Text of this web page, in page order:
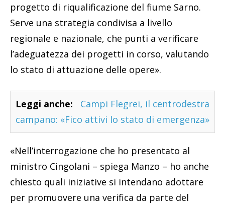
progetto di riqualificazione del fiume Sarno.
Serve una strategia condivisa a livello
regionale e nazionale, che punti a verificare
l’adeguatezza dei progetti in corso, valutando
lo stato di attuazione delle opere».
Leggi anche:
Campi Flegrei, il centrodestra
campano: «Fico attivi lo stato di emergenza»
«Nell’interrogazione che ho presentato al
ministro Cingolani – spiega Manzo – ho anche
chiesto quali iniziative si intendano adottare
per promuovere una verifica da parte del